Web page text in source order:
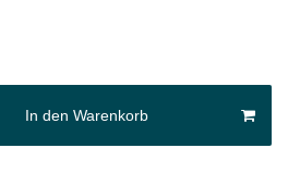
In den Warenkorb